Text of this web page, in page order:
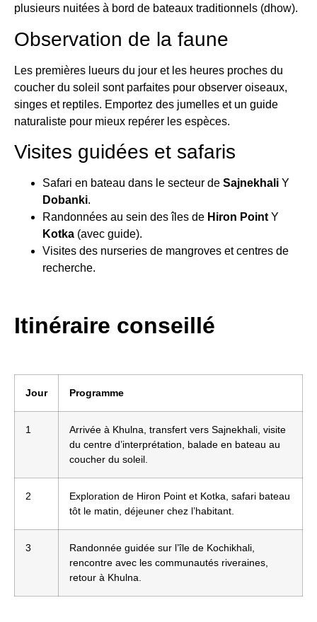
plusieurs nuitées à bord de bateaux traditionnels (dhow).
Observation de la faune
Les premières lueurs du jour et les heures proches du
coucher du soleil sont parfaites pour observer oiseaux,
singes et reptiles. Emportez des jumelles et un guide
naturaliste pour mieux repérer les espèces.
Visites guidées et safaris
Safari en bateau dans le secteur de Sajnekhali Y
Dobanki.
Randonnées au sein des îles de Hiron Point Y
Kotka (avec guide).
Visites des nurseries de mangroves et centres de
recherche.
Itinéraire conseillé
Jour Programme
1
Arrivée à Khulna, transfert vers Sajnekhali, visite
du centre d’interprétation, balade en bateau au
coucher du soleil.
2
Exploration de Hiron Point et Kotka, safari bateau
tôt le matin, déjeuner chez l’habitant.
3
Randonnée guidée sur l’île de Kochikhali,
rencontre avec les communautés riveraines,
retour à Khulna.